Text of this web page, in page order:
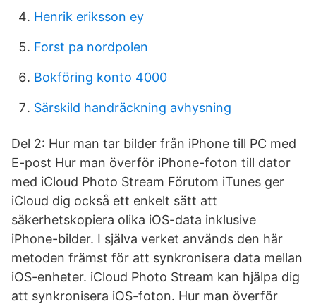
Henrik eriksson ey
Forst pa nordpolen
Bokföring konto 4000
Särskild handräckning avhysning
Del 2: Hur man tar bilder från iPhone till PC med
E-post Hur man överför iPhone-foton till dator
med iCloud Photo Stream Förutom iTunes ger
iCloud dig också ett enkelt sätt att
säkerhetskopiera olika iOS-data inklusive
iPhone-bilder. I själva verket används den här
metoden främst för att synkronisera data mellan
iOS-enheter. iCloud Photo Stream kan hjälpa dig
att synkronisera iOS-foton. Hur man överför